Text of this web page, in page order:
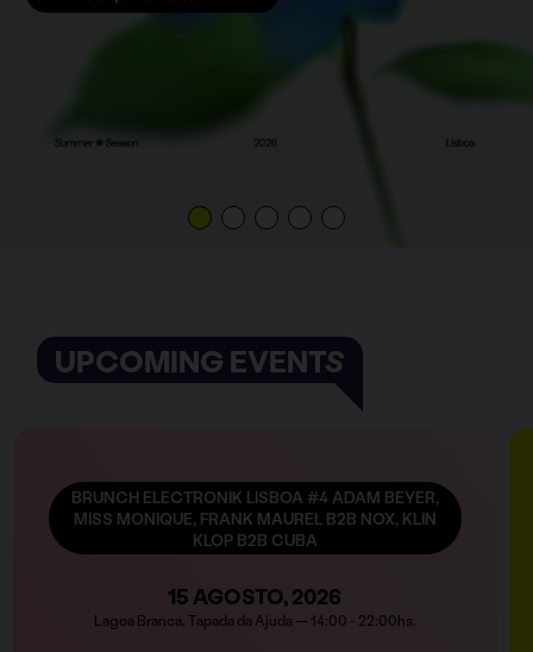
UPCOMING EVENTS
BRUNCH ELECTRONIK LISBOA #4 ADAM BEYER,
MISS MONIQUE, FRANK MAUREL B2B NOX, KLIN
KLOP B2B CUBA
15 AGOSTO, 2026
Lagoa Branca, Tapada da Ajuda — 14:00 - 22:00hs.